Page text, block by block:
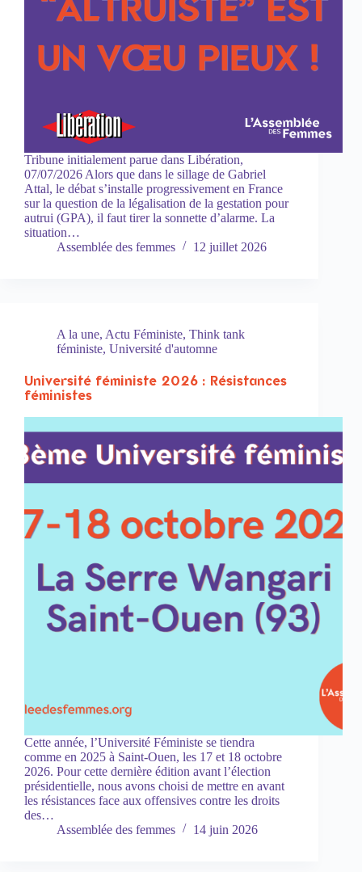
Tribune initialement parue dans Libération,
07/07/2026 Alors que dans le sillage de Gabriel
Attal, le débat s’installe progressivement en France
sur la question de la légalisation de la gestation pour
autrui (GPA), il faut tirer la sonnette d’alarme. La
situation…
Assemblée des femmes
12 juillet 2026
A la une, Actu Féministe, Think tank
féministe, Université d'automne
Université féministe 2026 : Résistances
féministes
Cette année, l’Université Féministe se tiendra
comme en 2025 à Saint-Ouen, les 17 et 18 octobre
2026. Pour cette dernière édition avant l’élection
présidentielle, nous avons choisi de mettre en avant
les résistances face aux offensives contre les droits
des…
Assemblée des femmes
14 juin 2026